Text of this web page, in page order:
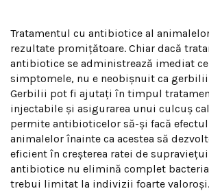
Tratamentul cu antibiotice al
rezultate promițătoare. Chiar dacă
antibiotice se administrează imediat
simptomele, nu e neobișnuit ca gerbilii
Gerbilii pot fi ajutați în timpul
injectabile și asigurarea unui culcuș
permite antibioticelor să-și facă
animalelor înainte ca acestea să
eficient în creșterea ratei de
antibiotice nu elimină complet
trebui limitat la indivizii foarte valoroși.